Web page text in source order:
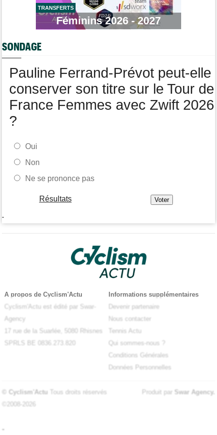
Route
Robert Gesink : "Le cyclisme moderne est beaucoup plus
propre..."
Joao Almeida a dû abandonner après une chute
TRANSFERTS
Féminins 2026 - 2027
SONDAGE
Pauline Ferrand-Prévot peut-elle
conserver son titre sur le Tour de
France Femmes avec Zwift 2026
?
Oui
Non
Ne se prononce pas
Résultats
-
A propos de Cyclism'Actu
Cyclism'Actu est édité par Swar-
Agency
17 rue de la Suarlée, 5080 Rhisnes
SPRLS BE 0836.273.820
Informations supplémentaires
Devenir partenaire
Nous contacter
Tennis Actu
Qui sommes-nous ?
Conditions Générales
Données Personnelles
© Cyclism'Actu Tous droits réservés
©2008-2026
Produit par Swar Agency.
-